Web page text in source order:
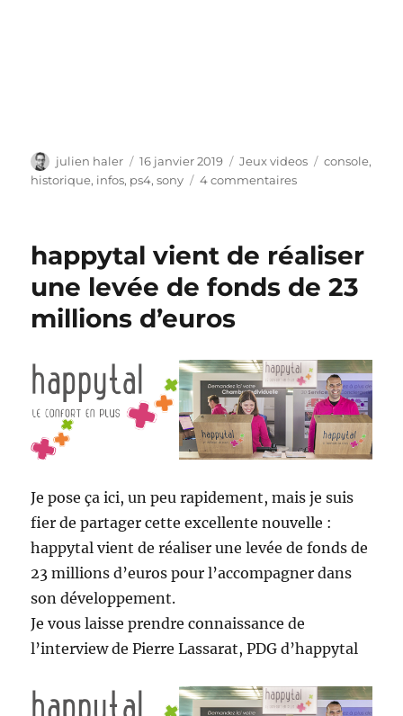
Auteur
julien haler
Publié
le
16 janvier 2019 Catégories
Jeux videos Étiquettes
console,
historique, infos, ps4,sony 4 commentairessur
sur
PS4
happytal vient de réaliser
une levée de fonds de 23
millions d’euros
Je pose ça ici, un peu rapidement, mais je suis
fier de partager cette excellente nouvelle :
happytal vient de réaliser une levée de fonds de
23 millions d’euros pour l’accompagner dans
son développement.
Je vous laisse prendre connaissance de
l’interview de Pierre Lassarat, PDG d’happytal